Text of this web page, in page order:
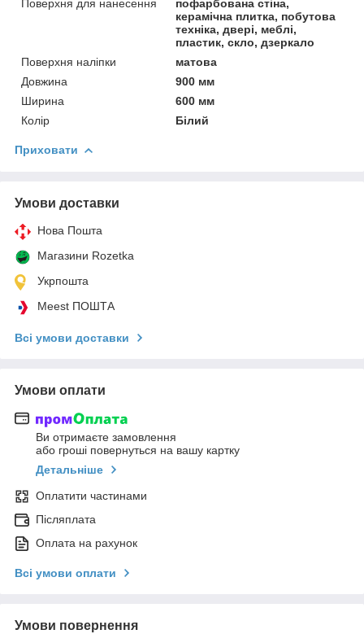
Поверхня для нанесення
пофарбована стіна,
керамічна плитка, побутова
техніка, двері, меблі,
пластик, скло, дзеркало
Поверхня наліпки
матова
Довжина
900 мм
Ширина
600 мм
Колір
Білий
Приховати
Умови доставки
Нова Пошта
Магазини Rozetka
Укрпошта
Meest ПОШТА
Всі умови доставки
Умови оплати
Ви отримаєте замовлення
або гроші повернуться на вашу картку
Детальніше
Оплатити частинами
Післяплата
Оплата на рахунок
Всі умови оплати
Умови повернення